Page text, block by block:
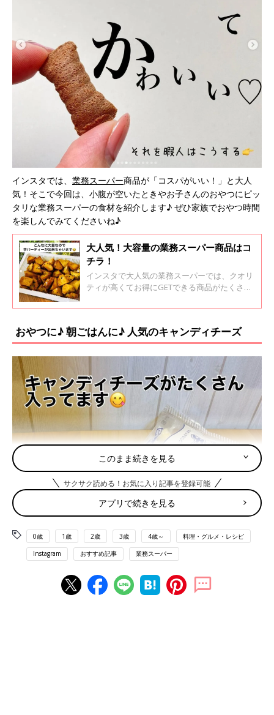
インスタでは、 業務スーパー商品が「コスパがいい！」と大人
気！そこで今回は、小腹が空いたときやお子さんのおやつにピッ
タリな業務スーパーの食材を紹介します♪ ぜひ家族でおやつ時間
を楽しんでみてくださいね♪
大人気！大容量の業務スーパー商品はコ
チラ！
インスタで大人気の業務スーパーでは、クオリ
ティが高くてお得にGETできる商品がたくさん
ーで大容量が魅力の商品を紹介します。気に入
♪
おやつに♪ 朝ごはんに♪ 人気のキャンディチーズ
このまま続きを見る
サクサク読める！お気に入り記事を登録可能
アプリで続きを見る
0歳 1歳 2歳 3歳 4歳～ 料理・グルメ・レシピ
Instagram おすすめ記事 業務スーパー